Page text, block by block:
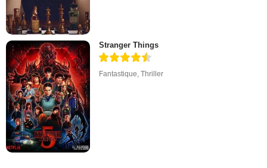
Stranger Things
Fantastique,Thriller